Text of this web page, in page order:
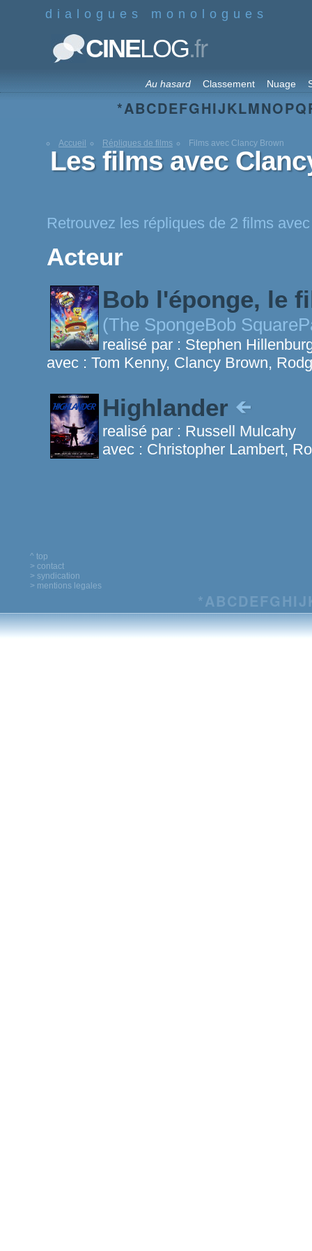
dialogues monologues
CINELOG.fr
Au hasard Classement Nuage
*ABCDEFGHIJKLMNOPQ
Accueil Répliques de films Films avec Clancy Brown
Les films avec
Retrouvez les répliques de 2 films
Acteur
Bob l'éponge, le
(The SpongeBob
realisé par : Stephen
avec : Tom Kenny, Clancy Brown,
Highlander
realisé par : Russell Mulcahy
avec : Christopher Lambert,
^ top
> contact
> syndication
> mentions legales
*ABCDEFG HIJ